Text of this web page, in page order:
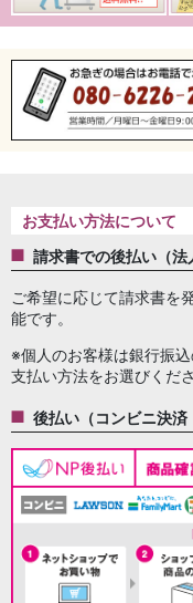
お支払い方法について
請求書での後払い（法
ご希望に応じて請求書を
能です。
※個人のお客様は銀行振
支払い方法をお選びくだ
後払い（コンビニ決済